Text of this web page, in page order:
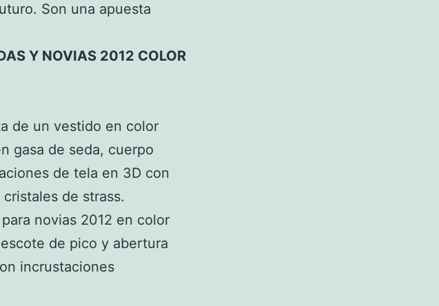
Son una apuesta
Y NOVIAS 2012 COLOR
de un vestido en color
gasa de seda, cuerpo
de tela en 3D con
de strass.
novias 2012 en color
de pico y abertura
incrustaciones